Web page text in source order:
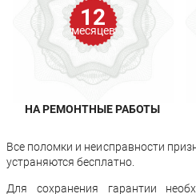
12
месяцев
НА РЕМОНТНЫЕ РАБОТЫ
Все поломки и неисправности
устраняются бесплатно.
Для сохранения гарантии